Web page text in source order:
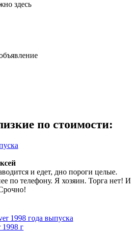
здесь
по стоимости:
и едет, дно пороги целые.
по телефону. Я хозяин. Торга нет! И
1998 г